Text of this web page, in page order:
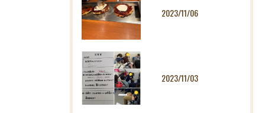
2023/11/06
2023/11/03